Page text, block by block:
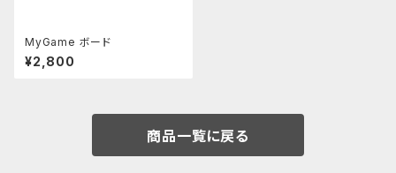
MyGame ボード
¥2,800
商品一覧に戻る